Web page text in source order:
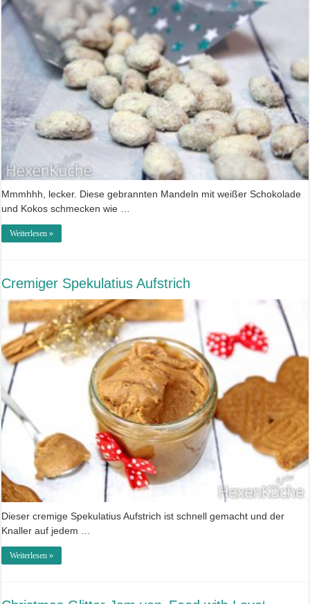
Mmmhhh, lecker. Diese gebrannten Mandeln mit weißer Schokolade
und Kokos schmecken wie …
Weiterlesen »
Cremiger Spekulatius Aufstrich
Dieser cremige Spekulatius Aufstrich ist schnell gemacht und der
Knaller auf jedem …
Weiterlesen »